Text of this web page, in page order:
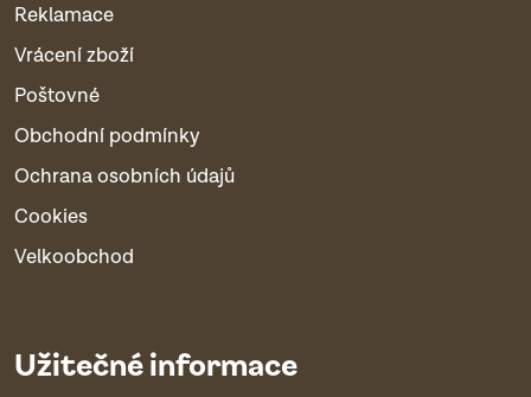
Reklamace
Vrácení zboží
Poštovné
Obchodní podmínky
Ochrana osobních údajů
Cookies
Velkoobchod
Užitečné informace